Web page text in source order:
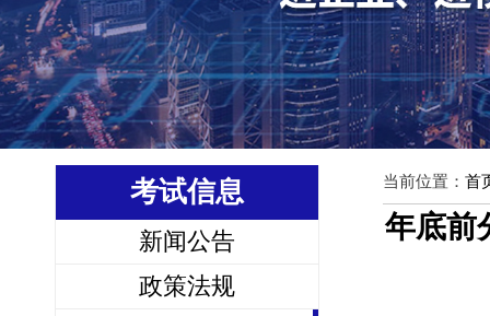
考试信息
新闻公告
政策法规
当前位置： 首
年底前